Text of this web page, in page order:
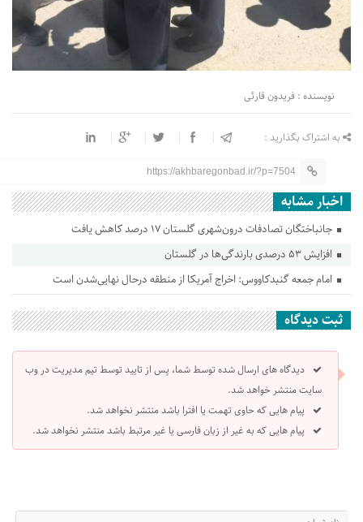
نویسنده : فریدون قارئی
به اشتراک بگذارید :
https://akhbaregonbad.ir/?p=7504
اخبار مشابه
جانباختگان تصادفات درون‌شهری گلستان ۱۷ درصد کاهش یافت
افزایش ۵۳ درصدی بارندگی‌ها در گلستان
امام جمعه گنبدکاووس: اخراج آمریکا از منطقه درحال نهایی‌شدن است
ثبت دیدگاه
دیدگاه های ارسال شده توسط شما، پس از تایید توسط تیم مدیریت در وب
سایت منتشر خواهد شد.
پیام هایی که حاوی تهمت یا افترا باشد منتشر نخواهد شد.
پیام هایی که به غیر از زبان فارسی یا غیر مرتبط باشد منتشر نخواهد شد.